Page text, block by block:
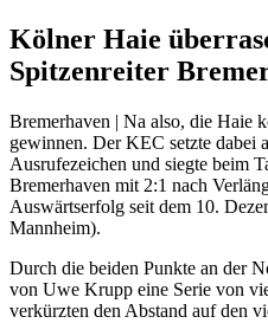
Kölner Haie
Spitzenreiter
Bremerhaven | Na also, die Haie
gewinnen. Der KEC setzte dabei
Ausrufezeichen und siegte beim
Bremerhaven mit 2:1 nach
Auswärtserfolg seit dem 10.
Mannheim).
Durch die beiden Punkte an der
von Uwe Krupp eine Serie von
verkürzten den Abstand auf den